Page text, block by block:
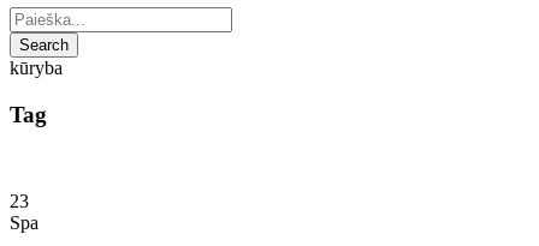
kūryba
Tag
23
Spa